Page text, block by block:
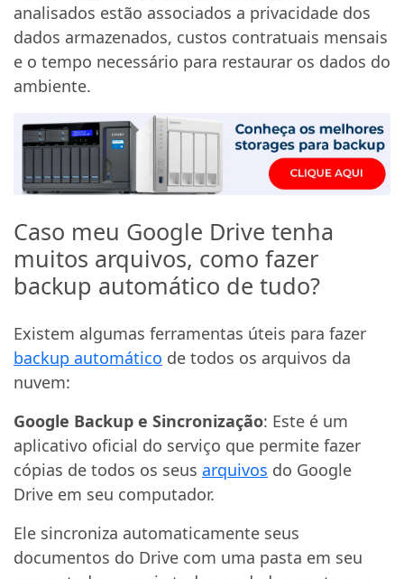
analisados estão associados a privacidade dos
dados armazenados, custos contratuais mensais
e o tempo necessário para restaurar os dados do
ambiente.
Caso meu Google Drive tenha
muitos arquivos, como fazer
backup automático de tudo?
Existem algumas ferramentas úteis para fazer
backup automático de todos os arquivos da
nuvem:
Google Backup e Sincronização: Este é um
aplicativo oficial do serviço que permite fazer
cópias de todos os seus arquivos do Google
Drive em seu computador.
Ele sincroniza automaticamente seus
documentos do Drive com uma pasta em seu